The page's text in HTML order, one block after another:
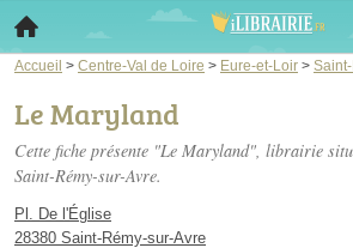
Accueil > Centre-Val de Loire > Eure-et-Loir >
Le Maryland
Cette fiche présente "Le Maryland", librairie
Saint-Rémy-sur-Avre.
Pl. De l'Église
28380 Saint-Rémy-sur-Avre